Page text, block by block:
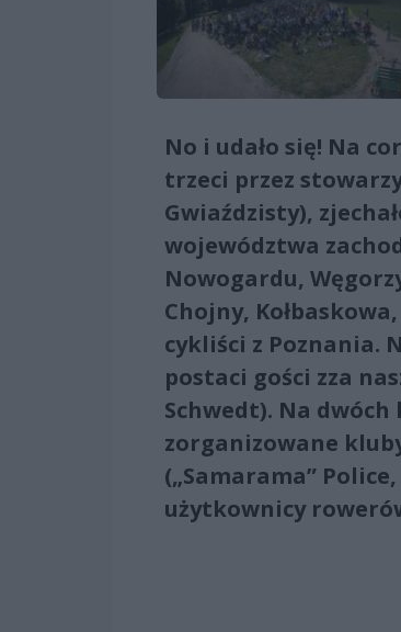
No i udało się! Na
trzeci przez
Gwiaździsty),
województwa
Nowogardu,
Chojny,
cykliści z Poznania.
postaci gości zza
Schwedt). Na
zorganizowane
(„Samarama”
użytkownicy